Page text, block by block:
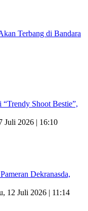
Terbang di Bandara
“Trendy Shoot Bestie”,
Juli 2026 | 16:10
Dekranasda,
12 Juli 2026 | 11:14